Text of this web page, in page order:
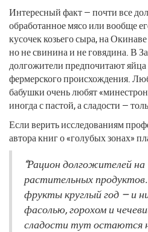
Интересный факт — почти все
обработанное мясо или вообще
кусочек козьего сыра, на
но не свинина и не говядина. В
долгожители предпочитают
фермерского происхождения.
бабушки очень любят
иногда с пастой, а сладости —
Если верить исследованиям
автора книг о «голубых зонах»
“Рацион долгожителей
растительных
фрукты круглый год — и
фасолью, горохом и
сладости тут остаются